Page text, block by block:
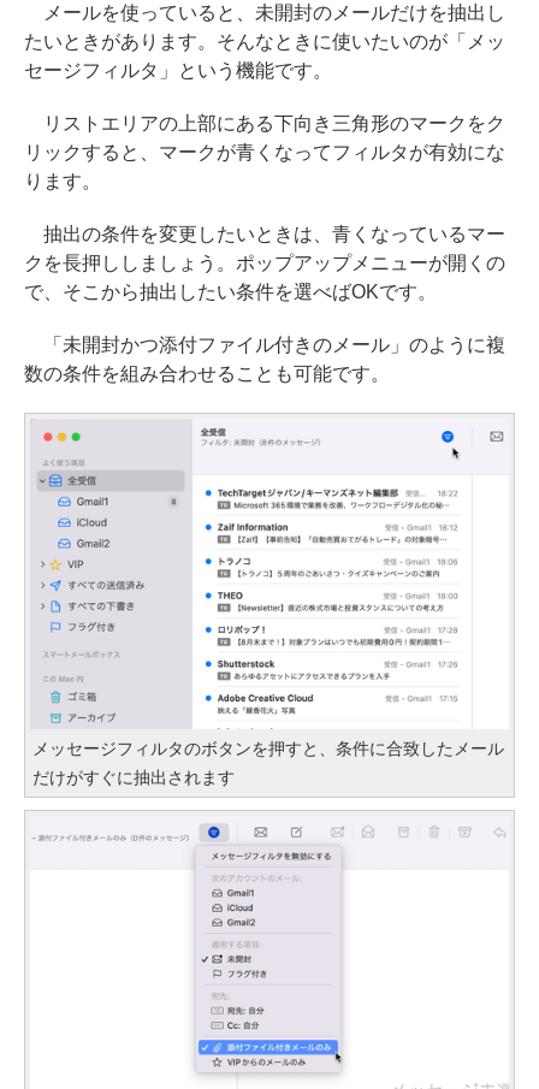
メールを使っていると、未開封のメールだけを抽出し
たいときがあります。そんなときに使いたいのが「メッ
セージフィルタ」という機能です。
リストエリアの上部にある下向き三角形のマークをク
リックすると、マークが青くなってフィルタが有効にな
ります。
抽出の条件を変更したいときは、青くなっているマー
クを長押ししましょう。ポップアップメニューが開くの
で、そこから抽出したい条件を選べばOKです。
「未開封かつ添付ファイル付きのメール」のように複
数の条件を組み合わせることも可能です。
メッセージフィルタのボタンを押すと、条件に合致したメール
だけがすぐに抽出されます